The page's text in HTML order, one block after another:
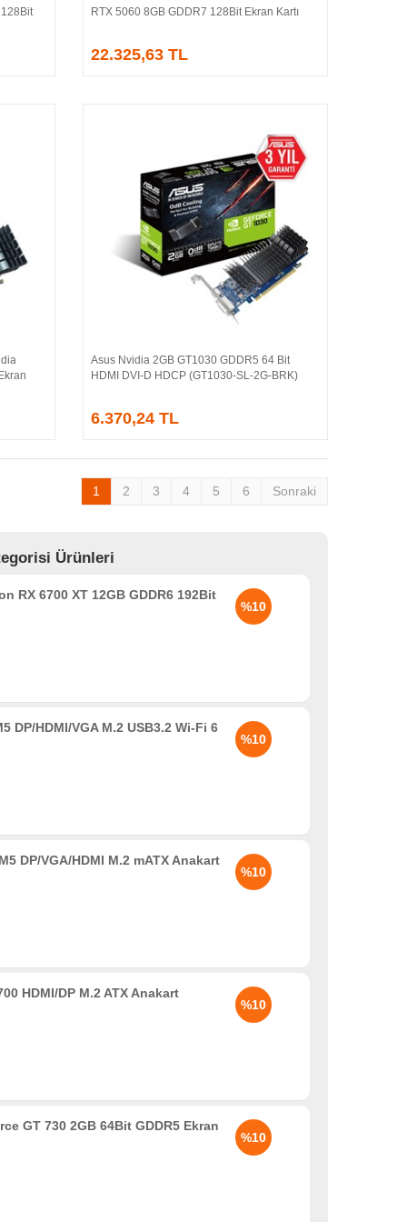
RTX 5060 8GB GDDR7 128Bit Ekran Kartı
22.325,63 TL
Sepete Ekle
Asus Nvidia 2GB GT1030 GDDR5 64 Bit
HDMI DVI-D HDCP (GT1030-SL-2G-BRK)
6.370,24 TL
1 2 3 4 5 6 Sonraki
Ürünleri
RX 6700 XT 12GB GDDR6 192Bit
%10
DP/HDMI/VGA M.2 USB3.2 Wi-Fi 6
%10
DP/VGA/HDMI M.2 mATX Anakart
%10
HDMI/DP M.2 ATX Anakart
%10
GT 730 2GB 64Bit GDDR5 Ekran
%10